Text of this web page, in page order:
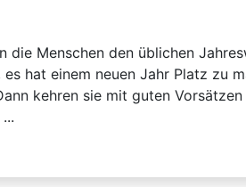
Menschen den üblichen
hat einem neuen Jahr Platz zu
kehren sie mit guten